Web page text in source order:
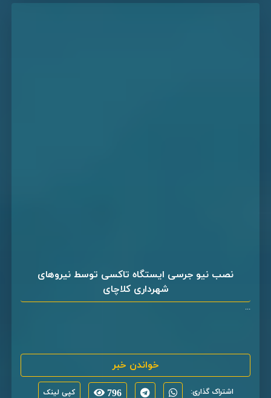
نصب نیو جرسی ایستگاه تاکسی توسط نیروهای
شهرداری کلاچای
...
خواندن خبر
اشتراک گذاری: 796 کپی لینک